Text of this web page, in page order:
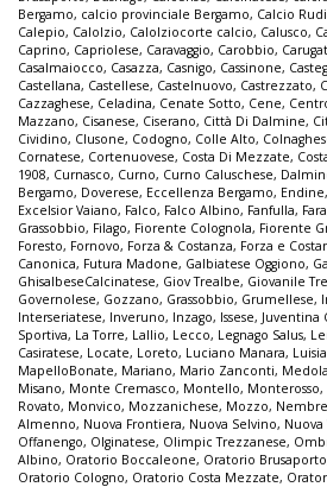
Bergamo, calcio provinciale Bergamo, Calcio
Calepio, Calolzio, Calolziocorte calcio, Calusco,
Caprino, Capriolese, Caravaggio, Carobbio,
Casalmaiocco, Casazza, Casnigo, Cassinone,
Castellana, Castellese, Castelnuovo, Castrezzato,
Cazzaghese, Celadina, Cenate Sotto, Cene,
Mazzano, Cisanese, Ciserano, Città Di Dalmine,
Cividino, Clusone, Codogno, Colle Alto,
Cornatese, Cortenuovese, Costa Di Mezzate,
1908, Curnasco, Curno, Curno Caluschese,
Bergamo, Doverese, Eccellenza Bergamo, Endine,
Excelsior Vaiano, Falco, Falco Albino, Fanfulla, Fara
Grassobbio, Filago, Fiorente Colognola, Fiorente
Foresto, Fornovo, Forza & Costanza, Forza e
Canonica, Futura Madone, Galbiatese Oggiono,
GhisalbeseCalcinatese, Giov Trealbe, Giovanile
Governolese, Gozzano, Grassobbio, Grumellese,
Interseriatese, Inveruno, Inzago, Issese, Juventina
Sportiva, La Torre, Lallio, Lecco, Legnago Salus,
Casiratese, Locate, Loreto, Luciano Manara,
MapelloBonate, Mariano, Mario Zanconti,
Misano, Monte Cremasco, Montello, Monterosso,
Rovato, Monvico, Mozzanichese, Mozzo,
Almenno, Nuova Frontiera, Nuova Selvino, Nuova
Offanengo, Olginatese, Olimpic Trezzanese,
Albino, Oratorio Boccaleone, Oratorio Brusaporto
Oratorio Cologno, Oratorio Costa Mezzate,